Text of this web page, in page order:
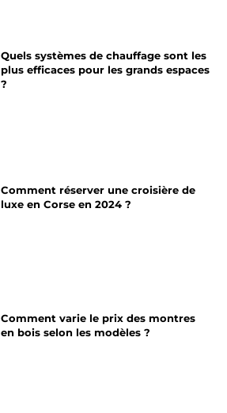
Quels systèmes de chauffage sont les
plus efficaces pour les grands espaces
?
Comment réserver une croisière de
luxe en Corse en 2024 ?
Comment varie le prix des montres
en bois selon les modèles ?